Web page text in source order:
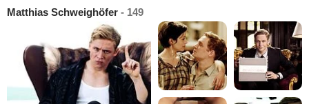
Matthias Schweighöfer - 149